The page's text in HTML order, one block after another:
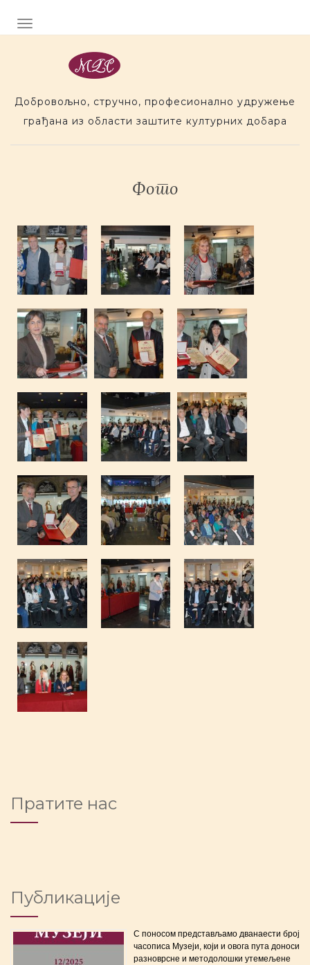
TOGGLE NAVIGATION
Добровољно, стручно, професионално удружење
грађана из области заштите културних добара
Фото
Пратите нас
Публикације
С поносом представљамо дванаести број
часописа Музеји, који и овога пута доноси
разноврсне и методолошки утемељене